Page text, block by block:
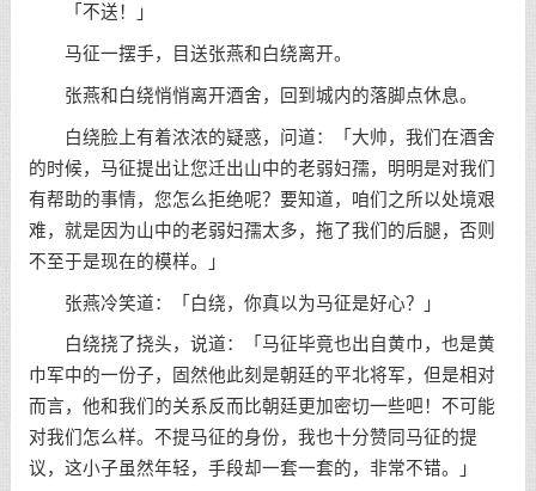
「不送！」
马征一摆手，目送张燕和白绕离开。
张燕和白绕悄悄离开酒舍，回到城内的落脚点休息。
白绕脸上有着浓浓的疑惑，问道：「大帅，我们在酒舍
的时候，马征提出让您迁出山中的老弱妇孺，明明是对我们
有帮助的事情，您怎么拒绝呢？要知道，咱们之所以处境艰
难，就是因为山中的老弱妇孺太多，拖了我们的后腿，否则
不至于是现在的模样。」
张燕冷笑道：「白绕，你真以为马征是好心？」
白绕挠了挠头，说道：「马征毕竟也出自黄巾，也是黄
巾军中的一份子，固然他此刻是朝廷的平北将军，但是相对
而言，他和我们的关系反而比朝廷更加密切一些吧！不可能
对我们怎么样。不提马征的身份，我也十分赞同马征的提
议，这小子虽然年轻，手段却一套一套的，非常不错。」